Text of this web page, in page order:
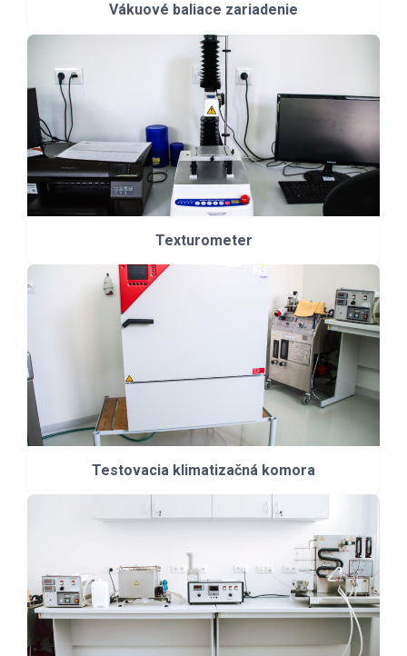
Vákuové baliace zariadenie
Texturometer
Testovacia klimatizačná komora